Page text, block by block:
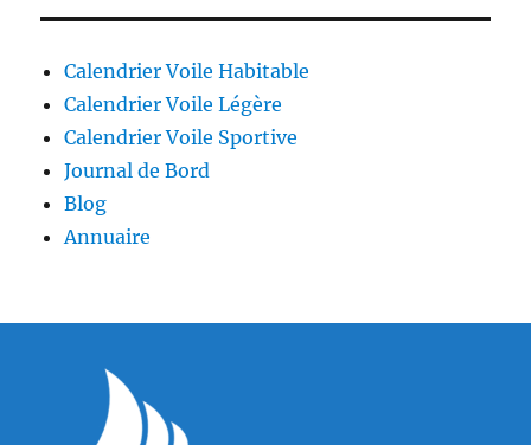
Calendrier Voile Habitable
Calendrier Voile Légère
Calendrier Voile Sportive
Journal de Bord
Blog
Annuaire